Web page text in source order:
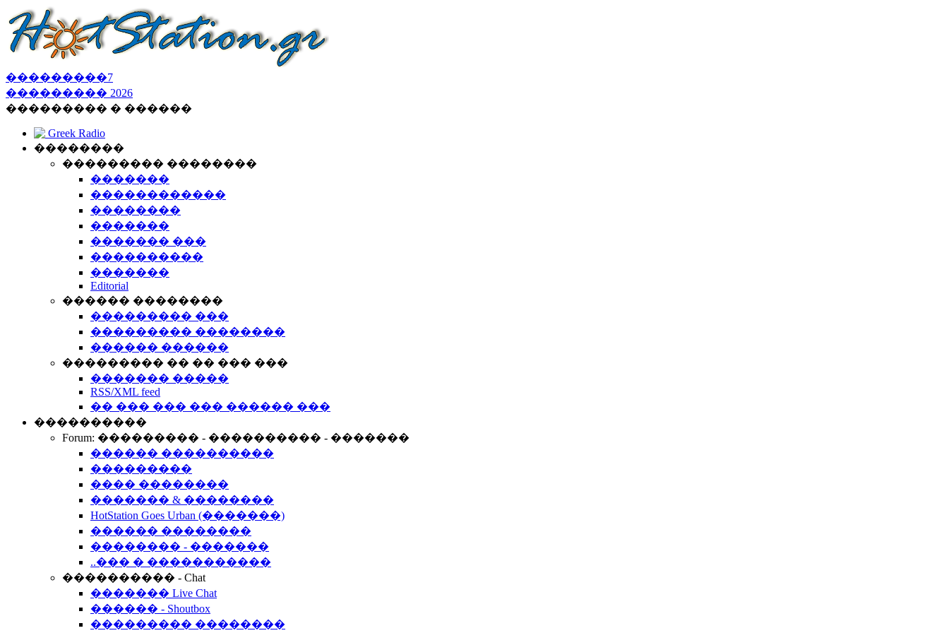
���������7
��������� 2026
��������� � ������
Greek Radio
��������
��������� ��������
�������
������������
��������
�������
������� ���
����������
�������
Editorial
������ ��������
��������� ���
��������� ��������
������ ������
��������� �� �� ��� ���
������� �����
RSS/XML feed
�� ��� ��� ��� ������ ���
����������
Forum: ��������� - ���������� - �������
������ ����������
���������
���� ��������
������� & ��������
HotStation Goes Urban (�������)
������ ��������
�������� - �������
..��� � �����������
���������� - Chat
������� Live Chat
������ - Shoutbox
��������� ��������